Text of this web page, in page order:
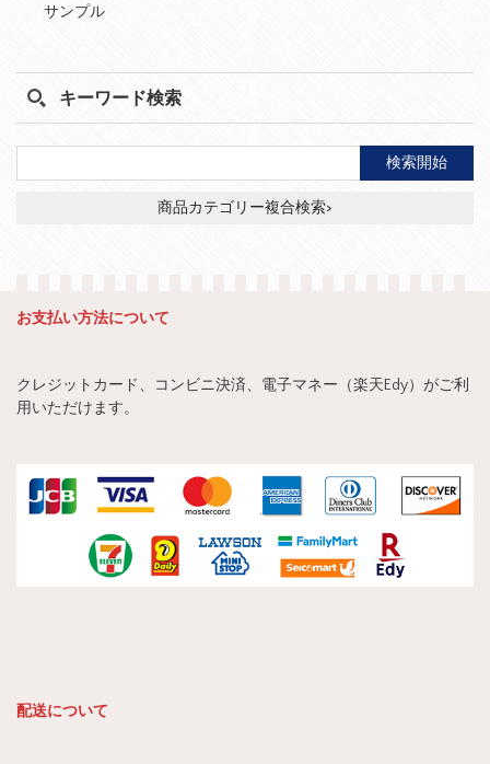
サンプル
キーワード検索
商品カテゴリー複合検索>
お支払い方法について
クレジットカード、コンビニ決済、電子マネー（楽天Edy）がご利
用いただけます。
配送について